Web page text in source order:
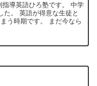
導英語ひろ塾です。 中学
た。 英語が得意な生徒と
う時期です。 まだ今なら